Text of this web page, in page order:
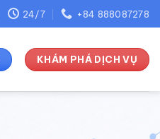
24/7 +84 888087278
KHÁM PHÁ DỊCH VỤ